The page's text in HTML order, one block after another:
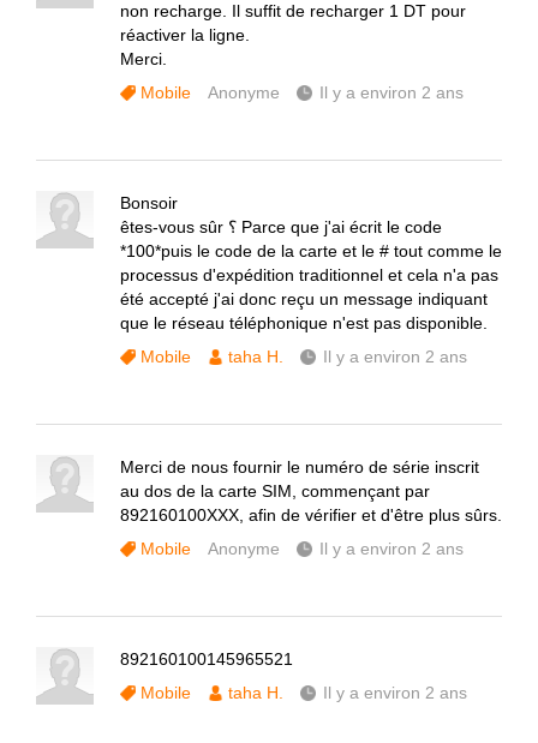
non recharge. Il suffit de recharger 1 DT pour
réactiver la ligne.
Merci.
Mobile
Anonyme Il y a environ 2 ans
Bonsoir
êtes-vous sûr ؟ Parce que j'ai écrit le code
*100*puis le code de la carte et le # tout comme le
processus d'expédition traditionnel et cela n'a pas
été accepté j'ai donc reçu un message indiquant
que le réseau téléphonique n'est pas disponible.
Mobile
taha H. Il y a environ 2 ans
Merci de nous fournir le numéro de série inscrit
au dos de la carte SIM, commençant par
892160100XXX, afin de vérifier et d'être plus sûrs.
Mobile
Anonyme Il y a environ 2 ans
892160100145965521
Mobile
taha H. Il y a environ 2 ans